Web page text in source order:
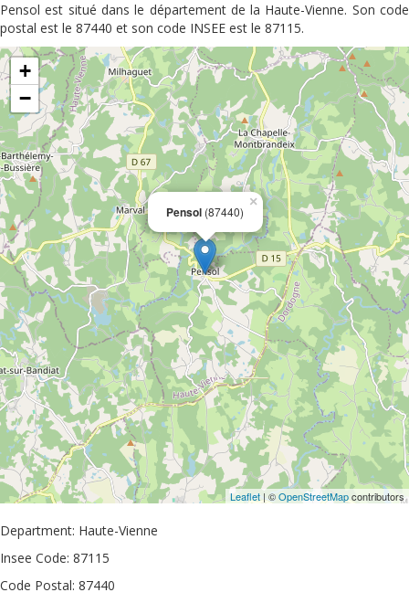
Pensol est situé dans le département de la Haute-Vienne. Son code
postal est le 87440 et son code INSEE est le 87115.
Pensol (87440)
×
+
−
Leaflet| ©OpenStreetMapcontributors
Department: Haute-Vienne
Insee Code: 87115
Code Postal: 87440